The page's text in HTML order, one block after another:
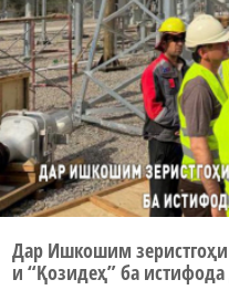
Дар Ишкошим
и “Қозидеҳ” ба